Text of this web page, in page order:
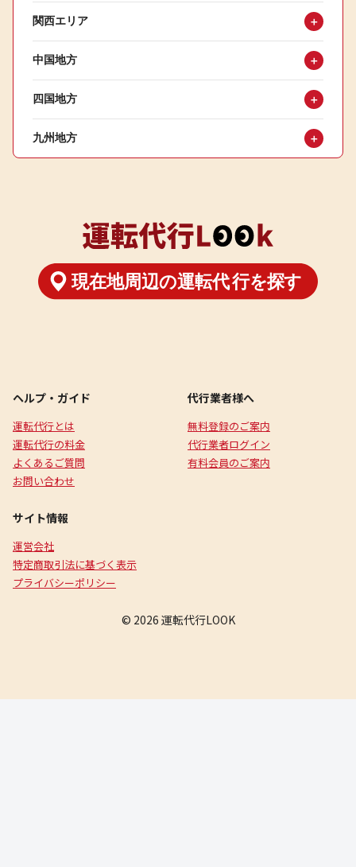
関西エリア ＋
中国地方 ＋
四国地方 ＋
九州地方 ＋
ヘルプ・ガイド
運転代行とは
運転代行の料金
よくあるご質問
お問い合わせ
代行業者様へ
無料登録のご案内
代行業者ログイン
有料会員のご案内
サイト情報
運営会社
特定商取引法に基づく表示
プライバシーポリシー
© 2026 運転代行LOOK